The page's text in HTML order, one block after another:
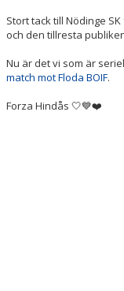
Stort tack till Nödinge
och den tillresta
Nu är det vi som är
match mot Floda BOIF.
Forza Hindås 🤍💙❤️